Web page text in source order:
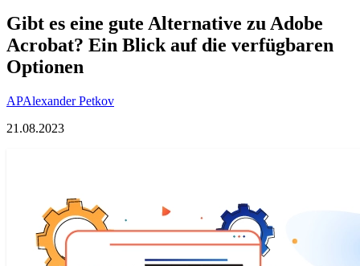
Gibt es eine gute Alternative zu Adobe
Acrobat? Ein Blick auf die verfügbaren
Optionen
APAlexander Petkov
21.08.2023